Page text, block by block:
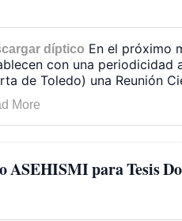
díptico En el próximo
con una periodicidad
de Toledo) una Reunión
More
ASEHISMI para Tesis